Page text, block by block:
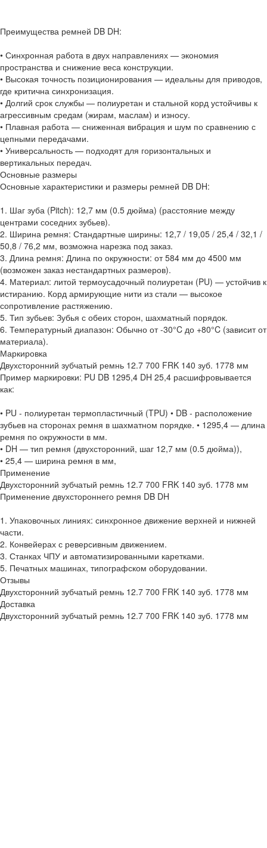
Преимущества ремней DB DH:
• Синхронная работа в двух направлениях — экономия
пространства и снижение веса конструкции.
• Высокая точность позиционирования — идеальны для приводов,
где критична синхронизация.
• Долгий срок службы — полиуретан и стальной корд устойчивы к
агрессивным средам (жирам, маслам) и износу.
• Плавная работа — сниженная вибрация и шум по сравнению с
цепными передачами.
• Универсальность — подходят для горизонтальных и
вертикальных передач.
Основные размеры
Основные характеристики и размеры ремней DB DH:
1. Шаг зуба (Pitch): 12,7 мм (0.5 дюйма) (расстояние между
центрами соседних зубьев).
2. Ширина ремня: Стандартные ширины: 12,7 / 19,05 / 25,4 / 32,1 /
50,8 / 76,2 мм, возможна нарезка под заказ.
3. Длина ремня: Длина по окружности: от 584 мм до 4500 мм
(возможен заказ нестандартных размеров).
4. Материал: литой термоусадочный полиуретан (PU) — устойчив к
истиранию. Корд армирующие нити из стали — высокое
сопротивление растяжению.
5. Тип зубьев: Зубья с обеих сторон, шахматный порядок.
6. Температурный диапазон: Обычно от -30°C до +80°C (зависит от
материала).
Маркировка
Двухсторонний зубчатый ремнь 12.7 700 FRK 140 зуб. 1778 мм
Пример маркировки: PU DB 1295,4 DH 25,4 расшифровывается
как:
• PU - полиуретан термопластичный (TPU) • DB - расположение
зубьев на сторонах ремня в шахматном порядке. • 1295,4 — длина
ремня по окружности в мм.
• DH — тип ремня (двухсторонний, шаг 12,7 мм (0.5 дюйма)),
• 25,4 — ширина ремня в мм,
Применение
Двухсторонний зубчатый ремнь 12.7 700 FRK 140 зуб. 1778 мм
Применение двухстороннего ремня DB DH
1. Упаковочных линиях: синхронное движение верхней и нижней
части.
2. Конвейерах с реверсивным движением.
3. Станках ЧПУ и автоматизированными каретками.
5. Печатных машинах, типографском оборудовании.
Отзывы
Двухсторонний зубчатый ремнь 12.7 700 FRK 140 зуб. 1778 мм
Доставка
Двухсторонний зубчатый ремнь 12.7 700 FRK 140 зуб. 1778 мм